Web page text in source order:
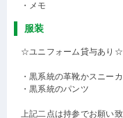
・メモ
服装
☆ユニフォーム貸与あり☆
・黒系統の革靴かスニー
・黒系統のパンツ
上記二点は持参でお願い致